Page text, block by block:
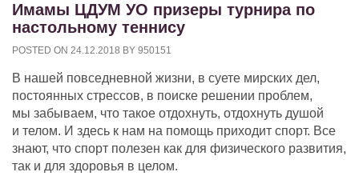
Имамы ЦДУМ УО призеры турнира по
настольному теннису
POSTED ON 24.12.2018 BY 950151
В нашей повседневной жизни, в суете мирских дел,
постоянных стрессов, в поиске решении проблем,
мы забываем, что такое отдохнуть, отдохнуть душой
и телом. И здесь к нам на помощь приходит спорт. Все
знают, что спорт полезен как для физического развития,
так и для здоровья в целом.